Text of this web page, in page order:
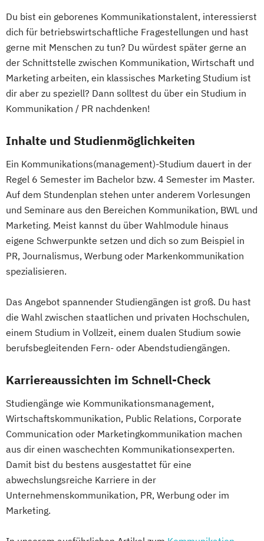
Du bist ein geborenes Kommunikationstalent, interessierst
dich für betriebswirtschaftliche Fragestellungen und hast
gerne mit Menschen zu tun? Du würdest später gerne an
der Schnittstelle zwischen Kommunikation, Wirtschaft und
Marketing arbeiten, ein klassisches Marketing Studium ist
dir aber zu speziell? Dann solltest du über ein Studium in
Kommunikation / PR nachdenken!
Inhalte und Studienmöglichkeiten
Ein Kommunikations(management)-Studium dauert in der
Regel 6 Semester im Bachelor bzw. 4 Semester im Master.
Auf dem Stundenplan stehen unter anderem Vorlesungen
und Seminare aus den Bereichen Kommunikation, BWL und
Marketing. Meist kannst du über Wahlmodule hinaus
eigene Schwerpunkte setzen und dich so zum Beispiel in
PR, Journalismus, Werbung oder Markenkommunikation
spezialisieren.
Das Angebot spannender Studiengängen ist groß. Du hast
die Wahl zwischen staatlichen und privaten Hochschulen,
einem Studium in Vollzeit, einem dualen Studium sowie
berufsbegleitenden Fern- oder Abendstudiengängen.
Karriereaussichten im Schnell-Check
Studiengänge wie Kommunikationsmanagement,
Wirtschaftskommunikation, Public Relations, Corporate
Communication oder Marketingkommunikation machen
aus dir einen waschechten Kommunikationsexperten.
Damit bist du bestens ausgestattet für eine
abwechslungsreiche Karriere in der
Unternehmenskommunikation, PR, Werbung oder im
Marketing.